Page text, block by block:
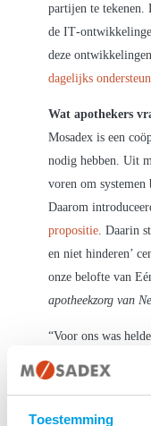
Toestemming
partijen te
de
deze
dagelijks
Wat apothekers
Mosadex is een
nodig hebben. Uit
voren om systemen
Daarom
propositie. Daarin
en niet hinderen’
onze belofte van
apotheekzorg van
“Voor ons was
systemen die beter
geïntegreerde